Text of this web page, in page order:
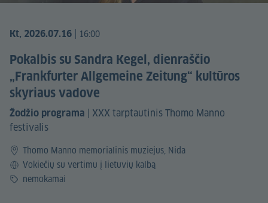
Kt, 2026.07.16 16:00
Pokalbis su Sandra Kegel, dienraščio
„Frankfurter Allgemeine Zeitung“ kultūros
skyriaus vadove
Žodžio programa | XXX tarptautinis Thomo Manno
festivalis
Thomo Manno memorialinis muziejus, Nida
KalbaVokiečių su vertimu į lietuvių kalbą
Kainanemokamai